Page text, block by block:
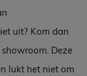
uit? Kom dan
Deze
lukt het niet om